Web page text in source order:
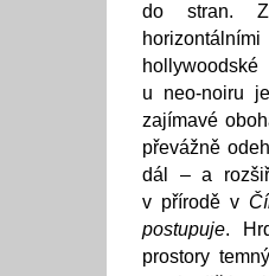
do stran.
u neo-noiru
zajímavé
převážně
dál – a
v přírodě v
postupuje.
prostory